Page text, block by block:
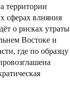
территории
сферах влияния
о рисках утраты
Востоке и
где по образцу